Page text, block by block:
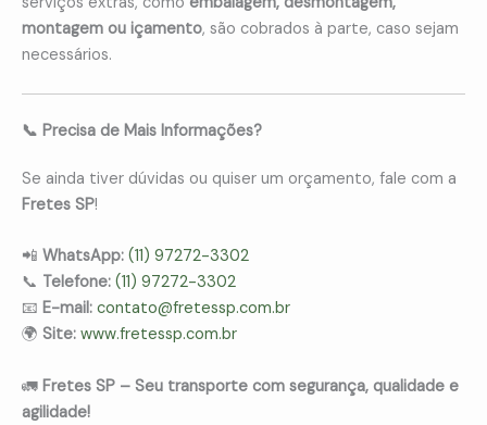
montagem ou içamento, são cobrados à parte, caso sejam
necessários.
📞 Precisa de Mais Informações?
Se ainda tiver dúvidas ou quiser um orçamento, fale com a
Fretes SP!
📲 WhatsApp: (11) 97272-3302
📞 Telefone: (11) 97272-3302
📧 E-mail: contato@fretessp.com.br
🌍 Site: www.fretessp.com.br
🚛 Fretes SP – Seu transporte com segurança, qualidade e
agilidade!